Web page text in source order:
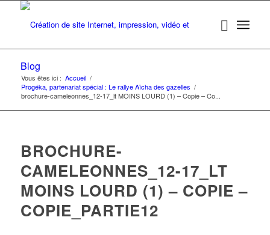
Blog
Vous êtes ici : Accueil /
Progéka, partenariat spécial : Le rallye Aïcha des gazelles /
brochure-cameleonnes_12-17_lt MOINS LOURD (1) – Copie – Co...
BROCHURE-
CAMELEONNES_12-17_LT
MOINS LOURD (1) – COPIE –
COPIE_PARTIE12